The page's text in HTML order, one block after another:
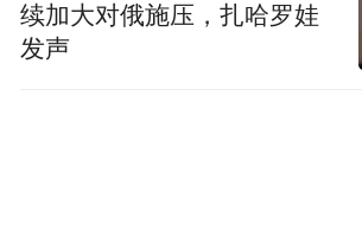
续加大对俄施压，扎哈罗娃
发声